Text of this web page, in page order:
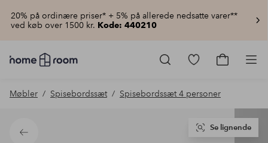
20% på ordinære priser* + 5% på allerede nedsatte varer**
ved køb over 1500 kr. Kode: 440210
Homeroom
–
hjemmet
pris
Gå
produkter
Gå
Møbler Spisebordssæt Spisebordssæt 4 personer
Tilbage
Se lignende